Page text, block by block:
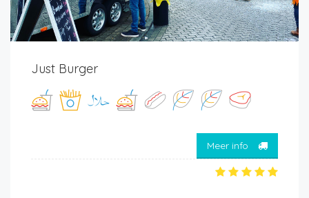
Just Burger
Meer info